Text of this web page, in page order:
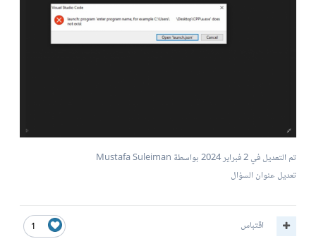
تم التعديل في2 فبراير 2024
بواسطة Mustafa Suleiman
تعديل عنوان السؤال
1 اقتباس